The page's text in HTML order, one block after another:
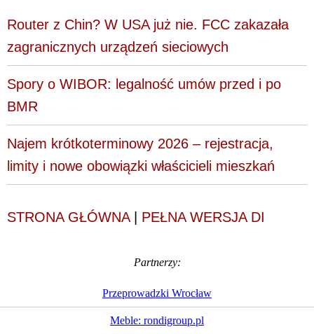
Router z Chin? W USA już nie. FCC zakazała
zagranicznych urządzeń sieciowych
Spory o WIBOR: legalność umów przed i po
BMR
Najem krótkoterminowy 2026 – rejestracja,
limity i nowe obowiązki właścicieli mieszkań
STRONA GŁÓWNA| PEŁNA WERSJA DI
Partnerzy:
Przeprowadzki Wrocław
Meble: rondigroup.pl